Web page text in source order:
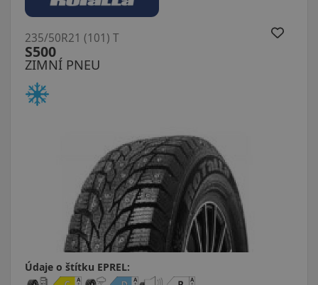
ZIMNÍ PNEU
S500
235/50R21 (101) T
Údaje o štítku EPREL: